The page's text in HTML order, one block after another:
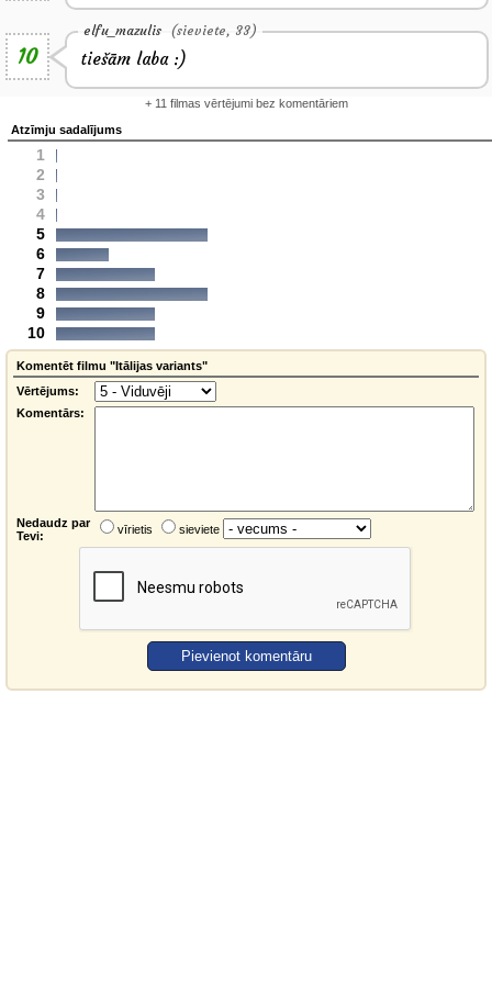
10
elfu_mazulis (sieviete, 33)
tiešām laba :)
+ 11 filmas vērtējumi bez komentāriem
Atzīmju sadalījums
1
2
3
4
5
6
7
8
9
10
Komentēt filmu "Itālijas variants"
Vērtējums:
Komentārs:
Nedaudz par
Tevi:
vīrietis sieviete